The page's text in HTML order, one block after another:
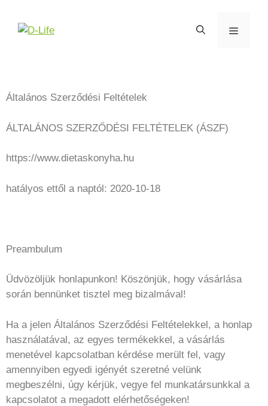
Általános Szerződési Feltételek
ÁLTALÁNOS SZERZŐDÉSI FELTÉTELEK (ÁSZF)
https://www.dietaskonyha.hu
hatályos ettől a naptól: 2020-10-18
Preambulum
Üdvözöljük honlapunkon! Köszönjük, hogy vásárlása
során bennünket tisztel meg bizalmával!
Ha a jelen Általános Szerződési Feltételekkel, a honlap
használatával, az egyes termékekkel, a vásárlás
menetével kapcsolatban kérdése merült fel, vagy
amennyiben egyedi igényét szeretné velünk
megbeszélni, úgy kérjük, vegye fel munkatársunkkal a
kapcsolatot a megadott elérhetőségeken!